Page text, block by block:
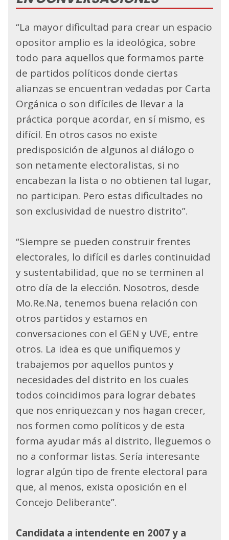
“La mayor dificultad para crear un espacio
opositor amplio es la ideológica, sobre
todo para aquellos que formamos parte
de partidos políticos donde ciertas
alianzas se encuentran vedadas por Carta
Orgánica o son difíciles de llevar a la
práctica porque acordar, en sí mismo, es
difícil. En otros casos no existe
predisposición de algunos al diálogo o
son netamente electoralistas, si no
encabezan la lista o no obtienen tal lugar,
no participan. Pero estas dificultades no
son exclusividad de nuestro distrito”.
“Siempre se pueden construir frentes
electorales, lo difícil es darles continuidad
y sustentabilidad, que no se terminen al
otro día de la elección. Nosotros, desde
Mo.Re.Na, tenemos buena relación con
otros partidos y estamos en
conversaciones con el GEN y UVE, entre
otros. La idea es que unifiquemos y
trabajemos por aquellos puntos y
necesidades del distrito en los cuales
todos coincidimos para lograr debates
que nos enriquezcan y nos hagan crecer,
nos formen como políticos y de esta
forma ayudar más al distrito, lleguemos o
no a conformar listas. Sería interesante
lograr algún tipo de frente electoral para
que, al menos, exista oposición en el
Concejo Deliberante”.
Candidata a intendente en 2007 y a